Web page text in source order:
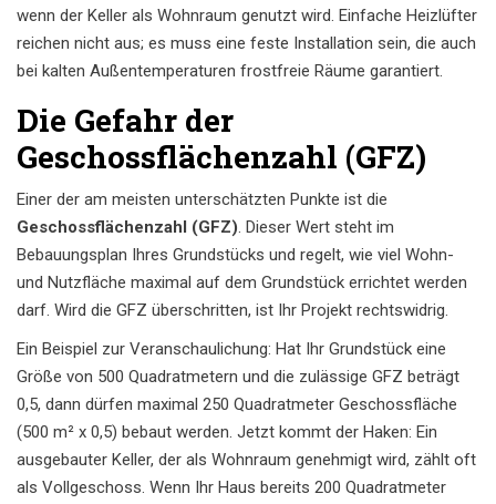
wenn der Keller als Wohnraum genutzt wird. Einfache Heizlüfter
reichen nicht aus; es muss eine feste Installation sein, die auch
bei kalten Außentemperaturen frostfreie Räume garantiert.
Die Gefahr der
Geschossflächenzahl (GFZ)
Einer der am meisten unterschätzten Punkte ist die
Geschossflächenzahl (GFZ). Dieser Wert steht im
Bebauungsplan Ihres Grundstücks und regelt, wie viel Wohn-
und Nutzfläche maximal auf dem Grundstück errichtet werden
darf. Wird die GFZ überschritten, ist Ihr Projekt rechtswidrig.
Ein Beispiel zur Veranschaulichung: Hat Ihr Grundstück eine
Größe von 500 Quadratmetern und die zulässige GFZ beträgt
0,5, dann dürfen maximal 250 Quadratmeter Geschossfläche
(500 m² x 0,5) bebaut werden. Jetzt kommt der Haken: Ein
ausgebauter Keller, der als Wohnraum genehmigt wird, zählt oft
als Vollgeschoss. Wenn Ihr Haus bereits 200 Quadratmeter